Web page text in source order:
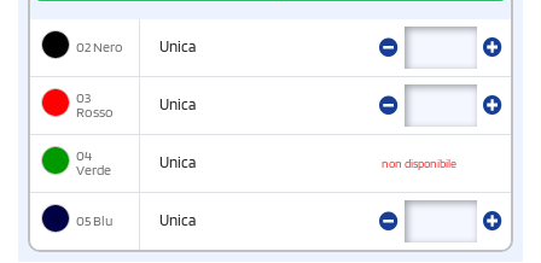
02 Nero Unica
03
Rosso
Unica
04
Verde
Unica non disponibile
05 Blu Unica